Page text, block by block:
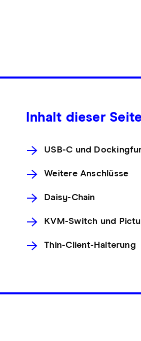
Inhalt dieser
USB-C und
Weitere Anschlüsse
Daisy-Chain
KVM-Switch und
Thin-Client-Halterung